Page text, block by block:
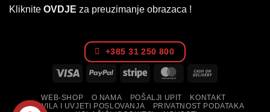
Kliknite OVDJE za preuzimanje obrazaca !
+385 31 250 800
Visa PayPal Stripe MasterCard
Delivery
WEB-SHOP O NAMA POŠALJI UPIT
KONTAKT
PRAVILA I UVJETI POSLOVANJA
PRIVATNOST PODATAKA